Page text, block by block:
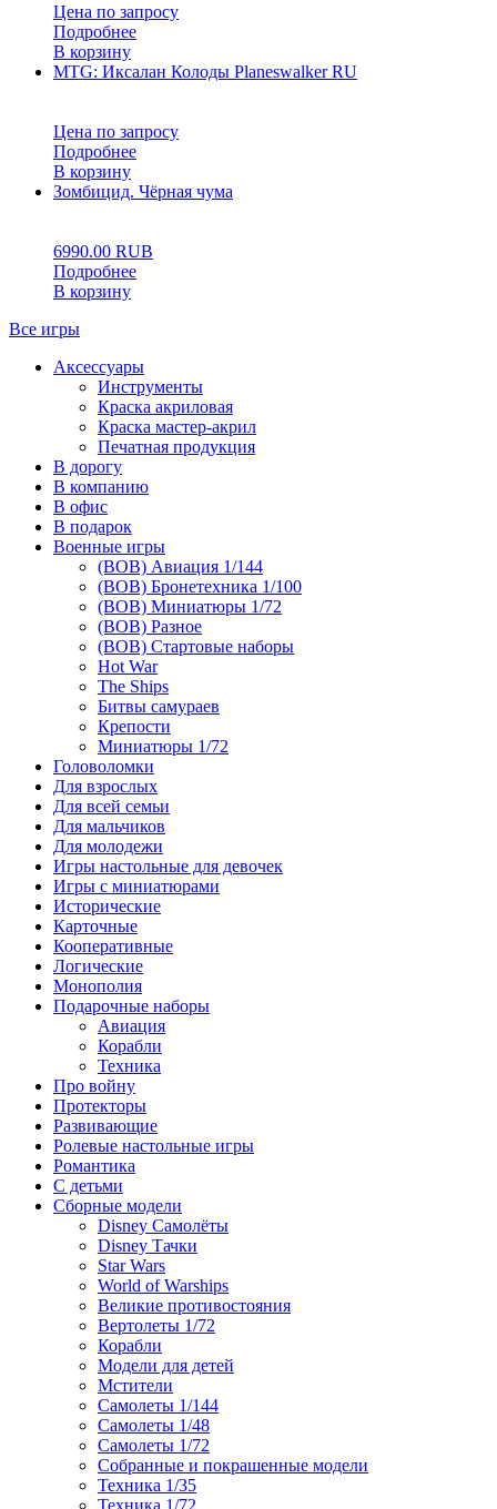
Цена по запросу
Подробнее
В корзину
MTG: Иксалан Колоды Planeswalker RU
Цена по запросу
Подробнее
В корзину
Зомбицид. Чёрная чума
6990.00 RUB
Подробнее
В корзину
Все игры
Аксессуары
Инструменты
Краска акриловая
Краска мастер-акрил
Печатная продукция
В дорогу
В компанию
В офис
В подарок
Военные игры
(ВОВ) Авиация 1/144
(ВОВ) Бронетехника 1/100
(ВОВ) Миниатюры 1/72
(ВОВ) Разное
(ВОВ) Стартовые наборы
Hot War
The Ships
Битвы самураев
Крепости
Миниатюры 1/72
Головоломки
Для взрослых
Для всей семьи
Для мальчиков
Для молодежи
Игры настольные для девочек
Игры с миниатюрами
Исторические
Карточные
Кооперативные
Логические
Монополия
Подарочные наборы
Авиация
Корабли
Техника
Про войну
Протекторы
Развивающие
Ролевые настольные игры
Романтика
С детьми
Сборные модели
Disney Самолёты
Disney Тачки
Star Wars
World of Warships
Великие противостояния
Вертолеты 1/72
Корабли
Модели для детей
Мстители
Самолеты 1/144
Самолеты 1/48
Самолеты 1/72
Собранные и покрашенные модели
Техника 1/35
Техника 1/72